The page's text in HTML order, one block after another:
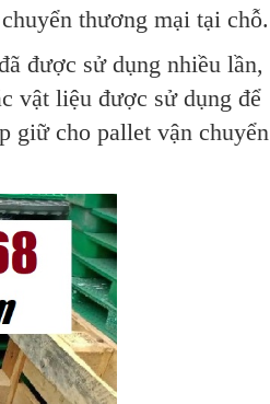
thương mại tại chỗ.
được sử dụng nhiều lần,
vật liệu được sử dụng để
giữ cho pallet vận chuyển